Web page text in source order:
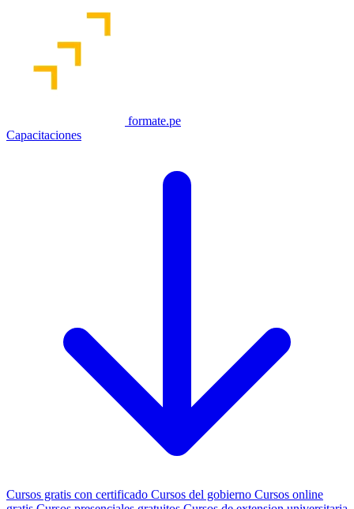
formate.pe
Capacitaciones
Cursos gratis con certificado Cursos del gobierno Cursos online